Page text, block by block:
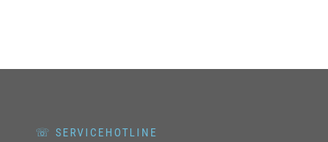
☏ SERVICEHOTLINE